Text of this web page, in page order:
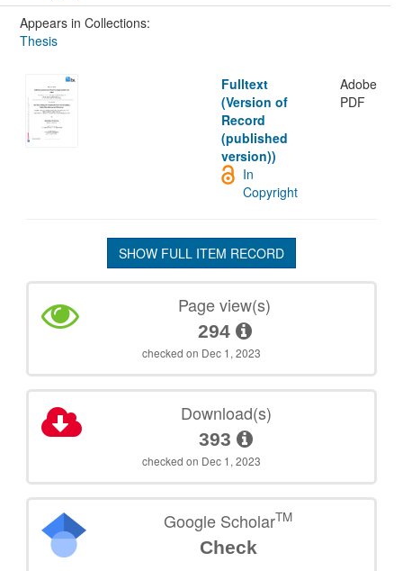
Appears in Collections:
Thesis
Fulltext
(Version of
Record
(published
version))
Adobe
PDF
In
Copyright
SHOW FULL ITEM RECORD
Page view(s)
294
checked on Dec 1, 2023
Download(s)
393
checked on Dec 1, 2023
Google ScholarTM
Check